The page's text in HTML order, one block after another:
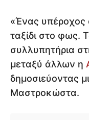
«Ένας
ταξίδι στο φως.
συλλυπητήρια
μεταξύ άλλων η
δημοσιεύοντας
Μαστροκώστα.